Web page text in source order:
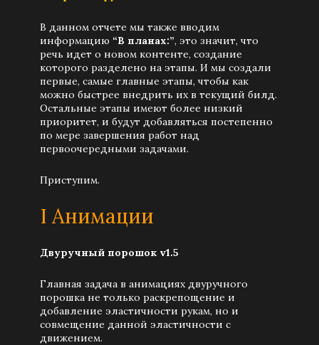
В данном отчете мы также вводим
информацию “В планах:”, это значит, что
речь идет о новом контенте, создание
которого разделено на этапы. И мы создали
первые, самые главные этапы, чтобы как
можно быстрее внедрить их в текущий билд.
Остальные этапы имеют более низкий
приоритет, и будут добавляться постепенно
по мере завершения работ над
первоочередными задачами.
Приступим.
I Анимации
Двуручный порошок v1.5
Главная задача в анимациях двуручного
порошка не только раскрепощение и
добавление эластичности рукам, но и
совмещение данной эластичности с
движением.